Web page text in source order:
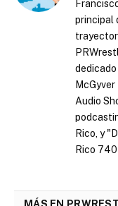
principal
Audio
Rico, y
Rico